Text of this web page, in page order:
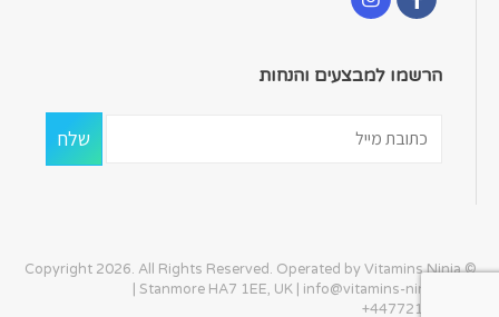
הרשמו למבצעים והנחות
© Copyright 2026. All Rights Reserved. Operated by Vitamins Ninja
| Stanmore HA7 1EE, UK | info@vitamins-ninja.com
+447721405586